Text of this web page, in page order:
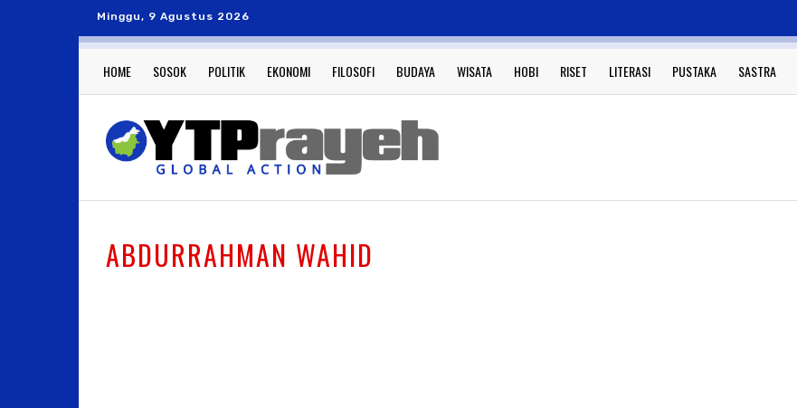
Minggu, 9 Agustus 2026
HOME SOSOK POLITIK EKONOMI FILOSOFI BUDAYA WISATA HOBI RISET LITERASI PUSTAKA SASTRA
ABDURRAHMAN WAHID